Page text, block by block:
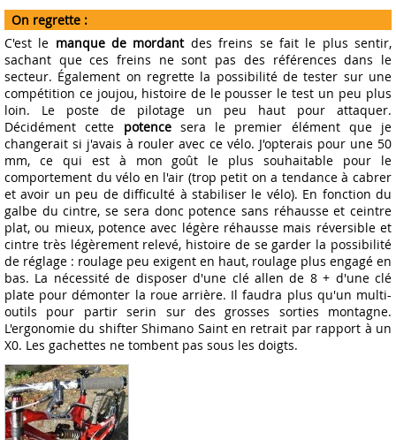
On regrette :
C'est le manque de mordantdes freins se fait le plus sentir,
sachant que ces freins ne sont pas des références dans le
secteur. Également on regrette la possibilité de tester sur une
compétition ce joujou, histoire de le pousser le test un peu plus
loin. Le poste de pilotage un peu haut pour attaquer.
Décidément cette potencesera le premier élément que je
changerait si j'avais à rouler avec ce vélo. J'opterais pour une 50
mm, ce qui est à mon goût le plus souhaitable pour le
comportement du vélo en l'air (trop petit on a tendance à cabrer
et avoir un peu de difficulté à stabiliser le vélo). En fonction du
galbe du cintre, se sera donc potence sans réhausse et ceintre
plat, ou mieux, potence avec légère réhausse mais réversible et
cintre très légèrement relevé, histoire de se garder la possibilité
de réglage : roulage peu exigent en haut, roulage plus engagé en
bas. La nécessité de disposer d'une clé allen de 8 + d'une clé
plate pour démonter la roue arrière. Il faudra plus qu'un multi-
outils pour partir serin sur des grosses sorties montagne.
L'ergonomie du shifter Shimano Saint en retrait par rapport à un
X0. Les gachettes ne tombent pas sous les doigts.